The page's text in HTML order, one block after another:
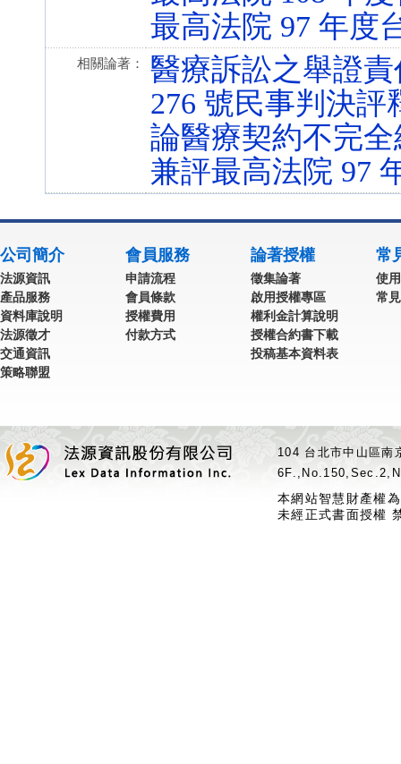
最高法院 97 年度
相關論著：
醫療訴訟之舉證
276 號民事判決評
論醫療契約不完
兼評最高法院 97
公司簡介
法源資訊
產品服務
資料庫說明
法源徵才
交通資訊
策略聯盟
會員服務
申請流程
會員條款
授權費用
付款方式
論著授權
徵集論著
啟用授權專區
權利金計算說明
授權合約書下載
投稿基本資料表
常
使
常
104 台北市中山區
本網站智慧財產權
未經正式書面授權